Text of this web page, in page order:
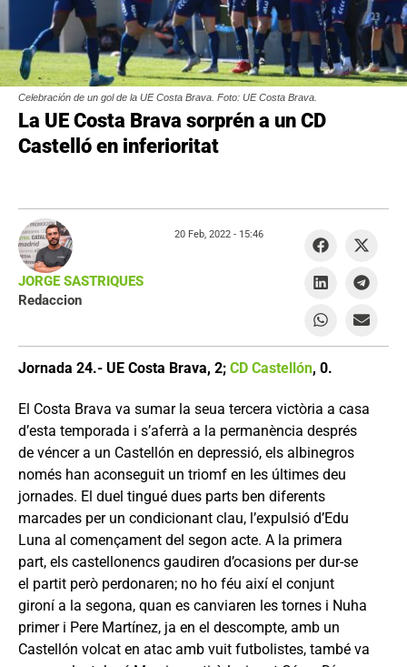
Celebración de un gol de la UE Costa Brava. Foto: UE Costa Brava.
La UE Costa Brava sorprén a un CD
Castelló en inferioritat
Jornada 24.- UE Costa Brava, 2; CD Castellón, 0.
El Costa Brava va sumar la seua tercera victòria a casa
d’esta temporada i s’aferrà a la permanència després
de véncer a un Castellón en depressió, els albinegros
només han aconseguit un triomf en les últimes deu
jornades. El duel tingué dues parts ben diferents
marcades per un condicionant clau, l’expulsió d’Edu
Luna al començament del segon acte. A la primera
part, els castellonencs gaudiren d’ocasions per dur-se
el partit però perdonaren; no ho féu així el conjunt
gironí a la segona, quan es canviaren les tornes i Nuha
primer i Pere Martínez, ja en el descompte, amb un
Castellón volcat en atac amb vuit futbolistes, també va
JORGE SASTRIQUES
Redaccion
20 Feb, 2022 - 15:46